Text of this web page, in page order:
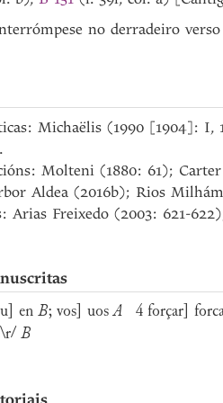
no derradeiro
Michaëlis (1990 [1904]: I,
Molteni (1880: 61);
Aldea (2016b); Rios
Arias Freixedo (2003: 621-
en B; vos] uosA 4 forçar]
B